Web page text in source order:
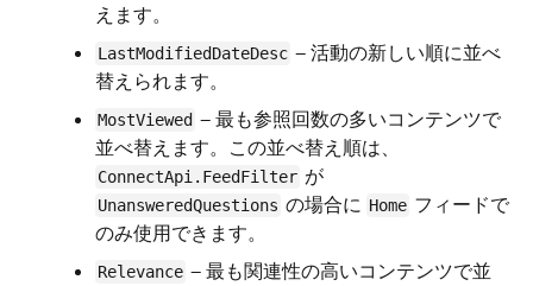
えます。
LastModifiedDateDesc — 活動の新しい順に並べ
替えられます。
MostViewed — 最も参照回数の多いコンテンツで
並べ替えます。この並べ替え順は、
ConnectApi.FeedFilter が
UnansweredQuestions の場合に Home フィードで
のみ使用できます。
Relevance — 最も関連性の高いコンテンツで並